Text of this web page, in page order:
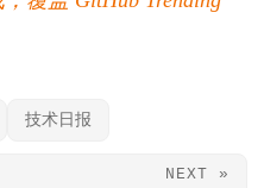
技术日报
NEXT »